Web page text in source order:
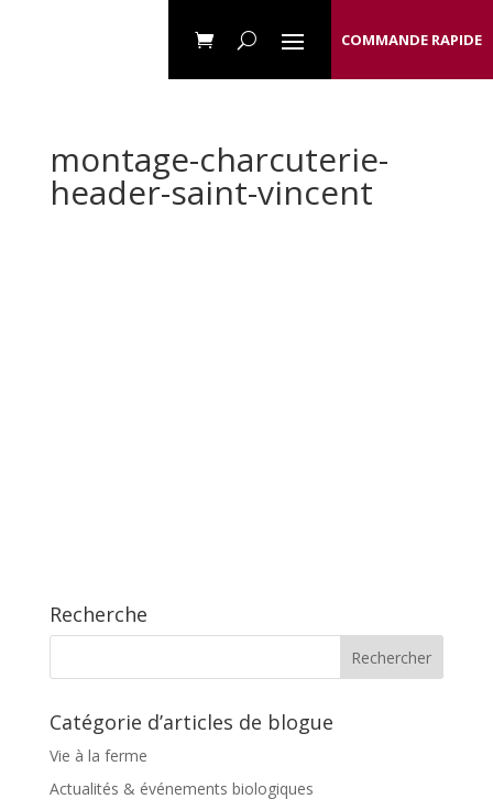
COMMANDE RAPIDE
montage-charcuterie-
header-saint-vincent
Recherche
Catégorie d’articles de blogue
Vie à la ferme
Actualités & événements biologiques